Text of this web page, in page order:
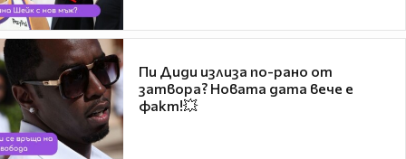
Пи Диди излиза по-рано от
затвора? Новата дата вече е
факт!💥